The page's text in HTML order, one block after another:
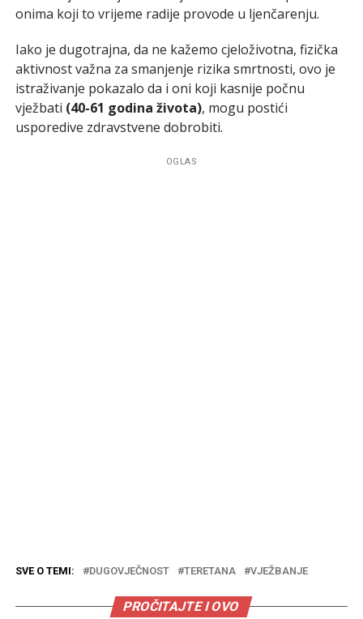
onima koji to vrijeme radije provode u ljenčarenju.
Iako je dugotrajna, da ne kažemo cjeloživotna, fizička
aktivnost važna za smanjenje rizika smrtnosti, ovo je
istraživanje pokazalo da i oni koji kasnije počnu
vježbati (40-61 godina života), mogu postići
usporedive zdravstvene dobrobiti.
OGLAS
SVE O TEMI: DUGOVJEČNOST TERETANA VJEŽBANJE
PROČITAJTE I OVO